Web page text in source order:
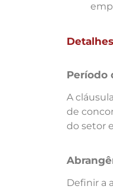
Período
A
de
do setor
Definir a